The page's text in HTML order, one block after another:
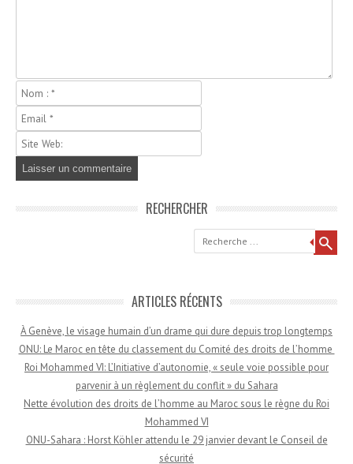
RECHERCHER
Recherche
ARTICLES RÉCENTS
À Genève, le visage humain d’un drame qui dure depuis trop longtemps
ONU: Le Maroc en tête du classement du Comité des droits de l’homme
Roi Mohammed VI: L’Initiative d’autonomie, « seule voie possible pour
parvenir à un règlement du conflit » du Sahara
Nette évolution des droits de l’homme au Maroc sous le règne du Roi
Mohammed VI
ONU-Sahara : Horst Köhler attendu le 29 janvier devant le Conseil de
sécurité